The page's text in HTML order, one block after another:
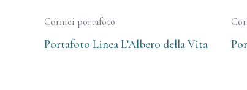
Cornici portafoto
Portafoto Linea L’Albero della Vita